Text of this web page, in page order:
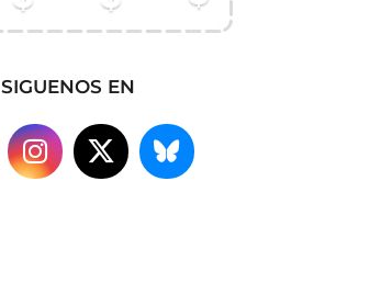
SIGUENOS EN